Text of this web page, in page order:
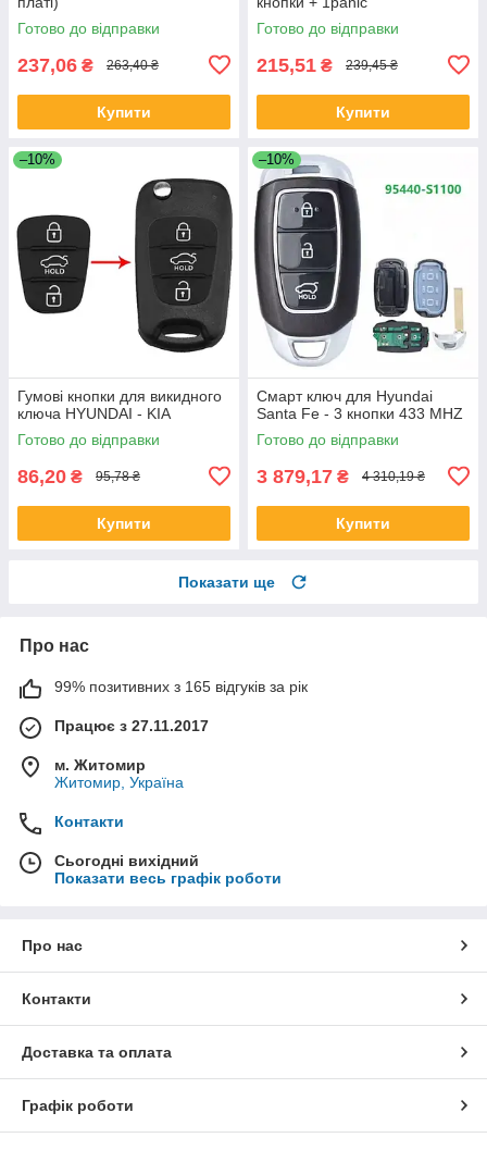
Готово до відправки
237,06 ₴ 263,40 ₴
Купити
Готово до відправки
215,51 ₴ 239,45 ₴
Купити
–10%
Гумові кнопки для викидного
ключа HYUNDAI - KIA
Готово до відправки
86,20 ₴ 95,78 ₴
Купити
–10%
Смарт ключ для Hyundai
Santa Fe - 3 кнопки 433 MHZ
Готово до відправки
3 879,17 ₴ 4 310,19 ₴
Купити
Показати ще
Про нас
99% позитивних з 165 відгуків за рік
Працює з 27.11.2017
м. Житомир
Житомир, Україна
Контакти
Сьогодні вихідний
Показати весь графік роботи
Про нас
Контакти
Доставка та оплата
Графік роботи